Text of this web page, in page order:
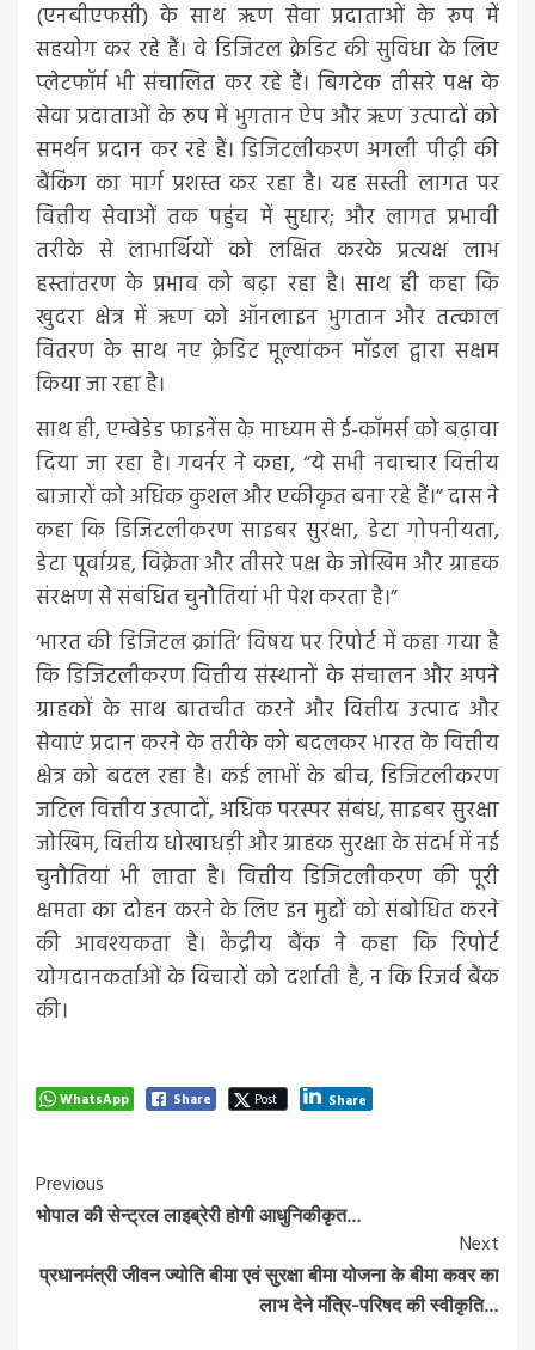
(एनबीएफसी) के साथ ऋण सेवा प्रदाताओं के रूप में
सहयोग कर रहे हैं। वे डिजिटल क्रेडिट की सुविधा के लिए
प्लेटफॉर्म भी संचालित कर रहे हैं। बिगटेक तीसरे पक्ष के
सेवा प्रदाताओं के रूप में भुगतान ऐप और ऋण उत्पादों को
समर्थन प्रदान कर रहे हैं। डिजिटलीकरण अगली पीढ़ी की
बैंकिंग का मार्ग प्रशस्त कर रहा है। यह सस्ती लागत पर
वित्तीय सेवाओं तक पहुंच में सुधार; और लागत प्रभावी
तरीके से लाभार्थियों को लक्षित करके प्रत्यक्ष लाभ
हस्तांतरण के प्रभाव को बढ़ा रहा है। साथ ही कहा कि
खुदरा क्षेत्र में ऋण को ऑनलाइन भुगतान और तत्काल
वितरण के साथ नए क्रेडिट मूल्यांकन मॉडल द्वारा सक्षम
किया जा रहा है।
साथ ही, एम्बेडेड फाइनेंस के माध्यम से ई-कॉमर्स को बढ़ावा
दिया जा रहा है। गवर्नर ने कहा, “ये सभी नवाचार वित्तीय
बाजारों को अधिक कुशल और एकीकृत बना रहे हैं।” दास ने
कहा कि डिजिटलीकरण साइबर सुरक्षा, डेटा गोपनीयता,
डेटा पूर्वाग्रह, विक्रेता और तीसरे पक्ष के जोखिम और ग्राहक
संरक्षण से संबंधित चुनौतियां भी पेश करता है।”
‘भारत की डिजिटल क्रांति’ विषय पर रिपोर्ट में कहा गया है
कि डिजिटलीकरण वित्तीय संस्थानों के संचालन और अपने
ग्राहकों के साथ बातचीत करने और वित्तीय उत्पाद और
सेवाएं प्रदान करने के तरीके को बदलकर भारत के वित्तीय
क्षेत्र को बदल रहा है। कई लाभों के बीच, डिजिटलीकरण
जटिल वित्तीय उत्पादों, अधिक परस्पर संबंध, साइबर सुरक्षा
जोखिम, वित्तीय धोखाधड़ी और ग्राहक सुरक्षा के संदर्भ में नई
चुनौतियां भी लाता है। वित्तीय डिजिटलीकरण की पूरी
क्षमता का दोहन करने के लिए इन मुद्दों को संबोधित करने
की आवश्यकता है। केंद्रीय बैंक ने कहा कि रिपोर्ट
योगदानकर्ताओं के विचारों को दर्शाती है, न कि रिजर्व बैंक
की।
WhatsApp Share Post Share
Post
Navigation
Previous
भोपाल की सेन्ट्रल लाइब्रेरी होगी आधुनिकीकृत…
Next
प्रधानमंत्री जीवन ज्योति बीमा एवं सुरक्षा बीमा योजना के बीमा कवर का
लाभ देने मंत्रि-परिषद की स्वीकृति…